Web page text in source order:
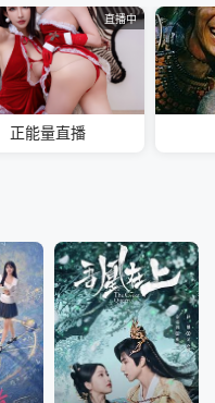
直播中
正能量直播